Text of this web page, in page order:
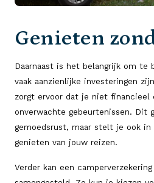
Genieten
Daarnaast is het belangrijk om te
vaak aanzienlijke investeringen
zorgt ervoor dat je niet financieel
onverwachte gebeurtenissen. Dit
gemoedsrust, maar stelt je ook
genieten van jouw reizen.
Verder kan een